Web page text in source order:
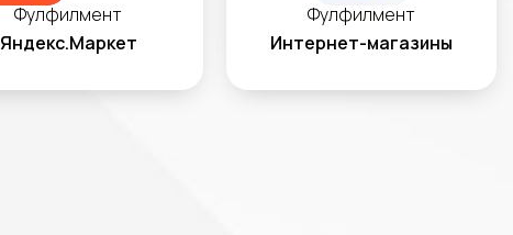
Фулфилмент
Яндекс.Маркет
Фулфилмент
Интернет-магазины